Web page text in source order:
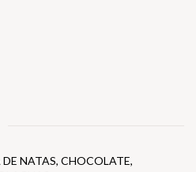
NATAS, CHOCOLATE,